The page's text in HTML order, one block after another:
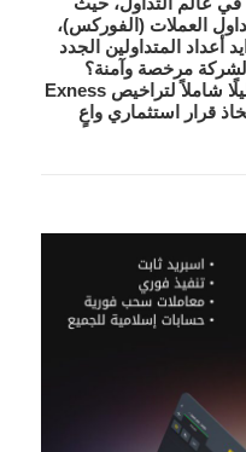
العملات (الفوركس)،
أعداد المتداولين الجدد
مرخصة وآمنة؟
الإجابة على هذا السؤال تتطلب تحليلًا شاملاً لتراخيص Exness
قرار استثماري واعٍ